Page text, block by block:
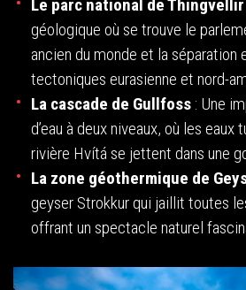
Le parc national de Thingvellir
géologique où se trouve le
ancien du monde et la séparation
tectoniques eurasienne et nord-
La cascade de Gullfoss : Une
d’eau à deux niveaux, où les eaux
rivière Hvítá se jettent dans une
La zone géothermique de
geyser Strokkur qui jaillit toutes
offrant un spectacle naturel